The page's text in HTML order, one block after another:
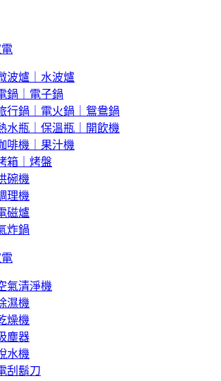
波爐｜水波爐
鍋｜電子鍋
行鍋｜電火鍋｜鴛鴦鍋
水瓶｜保溫瓶｜開飲機
啡機｜果汁機
箱｜烤盤
碗機
理機
磁爐
炸鍋
氣清淨機
濕機
燥機
塵器
水機
刮鬍刀